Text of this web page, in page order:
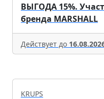
ВЫГОДА 15%.
бренда MARSHALL
Действует до
KRUPS